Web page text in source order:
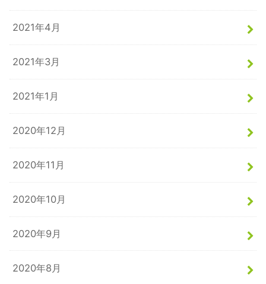
2021年4月
2021年3月
2021年1月
2020年12月
2020年11月
2020年10月
2020年9月
2020年8月